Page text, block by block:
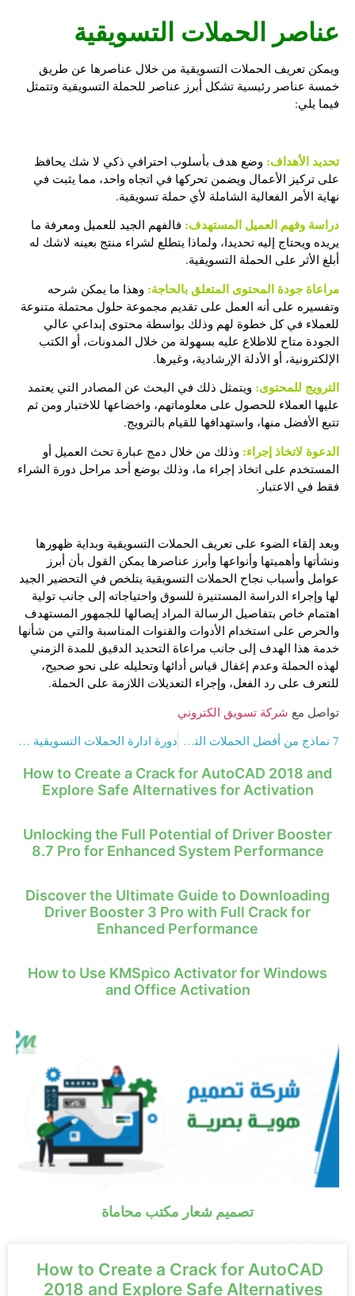
عناصر الحملات التسويقية
ويمكنتعريف الحملات التسويقيةمن خلال عناصرها عن طريق
خمسة عناصر رئيسية تشكل أبرز عناصر للحملة التسويقية وتتمثل
فيما يلي:
تحديد الأهداف:وضع هدف بأسلوب احترافي ذكي لا شك يحافظ
على تركيز الأعمال ويضمن تحركها في اتجاه واحد، مما يثبت في
نهاية الأمر الفعالية الشاملة لأي حملة تسويقية.
دراسة وفهم العميل المستهدف:فالفهم الجيد للعميل ومعرفة ما
يريده ويحتاج إليه تحديدا، ولماذا يتطلع لشراء منتج بعينه لاشك له
أبلغ الأثر على الحملة التسويقية.
مراعاة جودة المحتوى المتعلق بالحاجة:وهذا ما يمكن شرحه
وتفسيره على أنه العمل على تقديم مجموعة حلول محتملة متنوعة
للعملاء في كل خطوة لهم وذلك بواسطة محتوى إبداعي عالي
الجودة متاح للاطلاع عليه بسهولة من خلال المدونات، أو الكتب
الإلكترونية، أو الأدلة الإرشادية، وغيرها.
الترويج للمحتوى:ويتمثل ذلك في البحث عن المصادر التي يعتمد
عليها العملاء للحصول على معلوماتهم، واخضاعها للاختبار ومن ثم
تتبع الأفضل منها، واستهدافها للقيام بالترويج.
الدعوة لاتخاذ إجراء: وذلك من خلال دمج عبارة تحث العميل أو
المستخدم على اتخاذ إجراء ما، وذلك بوضع أحد مراحل دورة الشراء
فقط في الاعتبار.
وبعد إلقاء الضوء علىتعريف الحملات التسويقيةوبداية ظهورها
ونشأتها وأهميتها وأنواعها وأبرز عناصرها يمكن القول بأن أبرز
عوامل وأسباب نجاح الحملات التسويقية يتلخص في التحضير الجيد
لها وإجراء الدراسة المستنيرة للسوق واحتياجاته إلى جانب تولية
اهتمام خاص بتفاصيل الرسالة المراد إيصالها للجمهور المستهدف
والحرص على استخدام الأدوات والقنوات المناسبة والتي من شأنها
خدمة هذا الهدف إلى جانب مراعاة التحديد الدقيق للمدة الزمني
لهذه الحملة وعدم إغفال قياس أدائها وتحليله على نحو صحيح،
للتعرف على رد الفعل، وإجراء التعديلات اللازمة على الحملة.
تواصل مع شركة تسويق الكتروني
7 نماذج من أفضل الحملات التسويقية الالكترونية الناجحة
دورة ادارة الحملات التسويقية في سطور
How to Create a Crack for AutoCAD 2018 and
Explore Safe Alternatives for Activation
Unlocking the Full Potential of Driver Booster
8.7 Pro for Enhanced System Performance
Discover the Ultimate Guide to Downloading
Driver Booster 3 Pro with Full Crack for
Enhanced Performance
How to Use KMSpico Activator for Windows
and Office Activation
تصميم شعار مكتب محاماة
How to Create a Crack for AutoCAD
2018 and Explore Safe Alternatives